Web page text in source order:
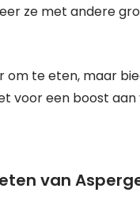
ze met andere
om te eten, maar
voor een boost
van